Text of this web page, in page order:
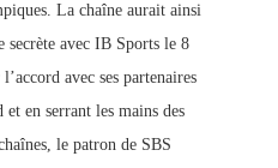
La chaîne aurait ainsi
secrète avec IB Sports le 8
avec ses partenaires
en serrant les mains des
le patron de SBS